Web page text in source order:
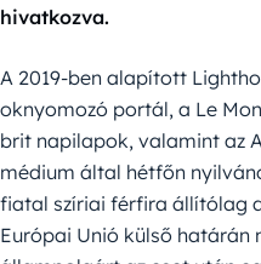
hivatkozva.
A 2019-ben alapított
oknyomozó portál, a Le
brit napilapok, valamint az
médium által hétfőn
fiatal szíriai férfira állítólag
Európai Unió külső határán